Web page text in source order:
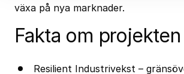
växa på nya marknader.
Fakta om projekten
Resilient Industrivekst –